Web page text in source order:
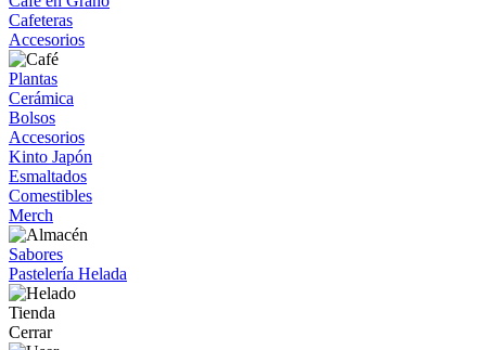
Cafeteras
Accesorios
Plantas
Cerámica
Bolsos
Accesorios
Kinto Japón
Esmaltados
Comestibles
Merch
Sabores
Pastelería Helada
Tienda
Cerrar